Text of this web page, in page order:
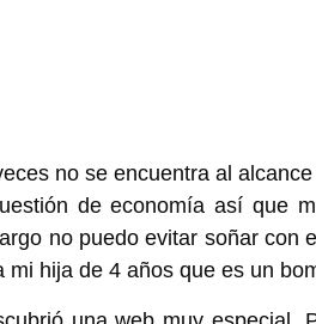
no se encuentra al
de economía así que
no puedo evitar soñar con
hija de 4 años que es un